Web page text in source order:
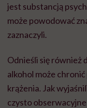
jest substancją
może powodować
zaznaczyli.
Odnieśli się również
alkohol może
krążenia. Jak
czysto